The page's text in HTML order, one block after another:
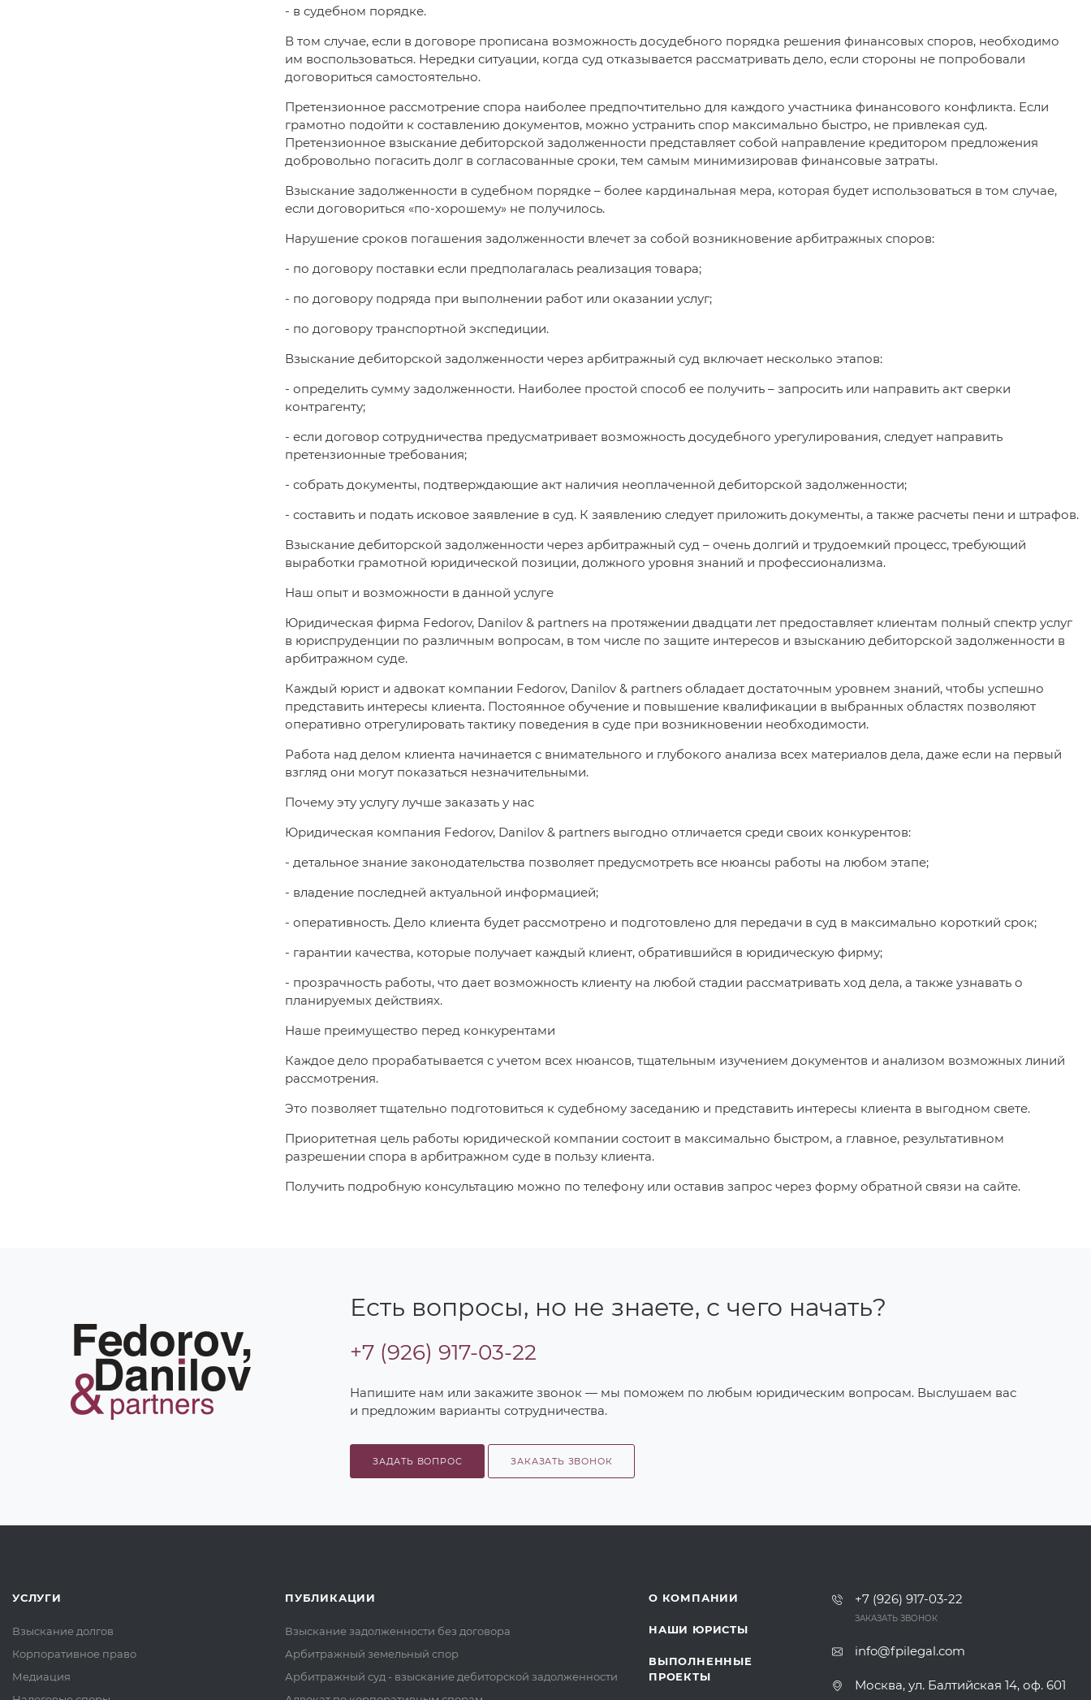
- в судебном порядке.
В том случае, если в договоре прописана возможность досудебного порядка решения финансовых споров, необходимо
им воспользоваться. Нередки ситуации, когда суд отказывается рассматривать дело, если стороны не попробовали
договориться самостоятельно.
Претензионное рассмотрение спора наиболее предпочтительно для каждого участника финансового конфликта. Если
грамотно подойти к составлению документов, можно устранить спор максимально быстро, не привлекая суд.
Претензионное взыскание дебиторской задолженности представляет собой направление кредитором предложения
добровольно погасить долг в согласованные сроки, тем самым минимизировав финансовые затраты.
Взыскание задолженности в судебном порядке – более кардинальная мера, которая будет использоваться в том случае,
если договориться «по-хорошему» не получилось.
Нарушение сроков погашения задолженности влечет за собой возникновение арбитражных споров:
- по договору поставки если предполагалась реализация товара;
- по договору подряда при выполнении работ или оказании услуг;
- по договору транспортной экспедиции.
Взыскание дебиторской задолженности через арбитражный суд включает несколько этапов:
- определить сумму задолженности. Наиболее простой способ ее получить – запросить или направить акт сверки
контрагенту;
- если договор сотрудничества предусматривает возможность досудебного урегулирования, следует направить
претензионные требования;
- собрать документы, подтверждающие акт наличия неоплаченной дебиторской задолженности;
- составить и подать исковое заявление в суд. К заявлению следует приложить документы, а также расчеты пени и штрафов.
Взыскание дебиторской задолженности через арбитражный суд – очень долгий и трудоемкий процесс, требующий
выработки грамотной юридической позиции, должного уровня знаний и профессионализма.
Наш опыт и возможности в данной услуге
Юридическая фирма Fedorov, Danilov & partners на протяжении двадцати лет предоставляет клиентам полный спектр услуг
в юриспруденции по различным вопросам, в том числе по защите интересов и взысканию дебиторской задолженности в
арбитражном суде.
Каждый юрист и адвокат компании Fedorov, Danilov & partners обладает достаточным уровнем знаний, чтобы успешно
представить интересы клиента. Постоянное обучение и повышение квалификации в выбранных областях позволяют
оперативно отрегулировать тактику поведения в суде при возникновении необходимости.
Работа над делом клиента начинается с внимательного и глубокого анализа всех материалов дела, даже если на первый
взгляд они могут показаться незначительными.
Почему эту услугу лучше заказать у нас
Юридическая компания Fedorov, Danilov & partners выгодно отличается среди своих конкурентов:
- детальное знание законодательства позволяет предусмотреть все нюансы работы на любом этапе;
- владение последней актуальной информацией;
- оперативность. Дело клиента будет рассмотрено и подготовлено для передачи в суд в максимально короткий срок;
- гарантии качества, которые получает каждый клиент, обратившийся в юридическую фирму;
- прозрачность работы, что дает возможность клиенту на любой стадии рассматривать ход дела, а также узнавать о
планируемых действиях.
Наше преимущество перед конкурентами
Каждое дело прорабатывается с учетом всех нюансов, тщательным изучением документов и анализом возможных линий
рассмотрения.
Это позволяет тщательно подготовиться к судебному заседанию и представить интересы клиента в выгодном свете.
Приоритетная цель работы юридической компании состоит в максимально быстром, а главное, результативном
разрешении спора в арбитражном суде в пользу клиента.
Получить подробную консультацию можно по телефону или оставив запрос через форму обратной связи на сайте.
Есть вопросы, но не знаете, с чего начать?
+7 (926) 917-03-22
Напишите нам или закажите звонок — мы поможем по любым юридическим вопросам. Выслушаем вас
и предложим варианты сотрудничества.
ЗАДАТЬ ВОПРОС ЗАКАЗАТЬ ЗВОНОК
УСЛУГИ
Взыскание долгов
Корпоративное право
Медиация
ПУБЛИКАЦИИ
Взыскание задолженности без договора
Арбитражный земельный спор
Арбитражный суд - взыскание дебиторской задолженности
О КОМПАНИИ
НАШИ ЮРИСТЫ
ВЫПОЛНЕННЫЕ
ПРОЕКТЫ
+7 (926) 917-03-22
ЗАКАЗАТЬ ЗВОНОК
info@fpilegal.com
Москва, ул. Балтийская 14, оф. 601